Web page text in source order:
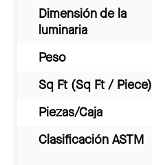
Dimensión de la
luminaria
Peso
Sq Ft (Sq Ft / Piece)
Piezas/Caja
Clasificación ASTM